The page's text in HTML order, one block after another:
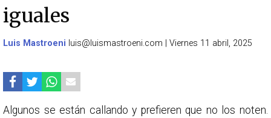
iguales
Luis Mastroeni luis@luismastroeni.com Viernes 11 abril, 2025
Algunos se están callando y prefieren que no los noten.